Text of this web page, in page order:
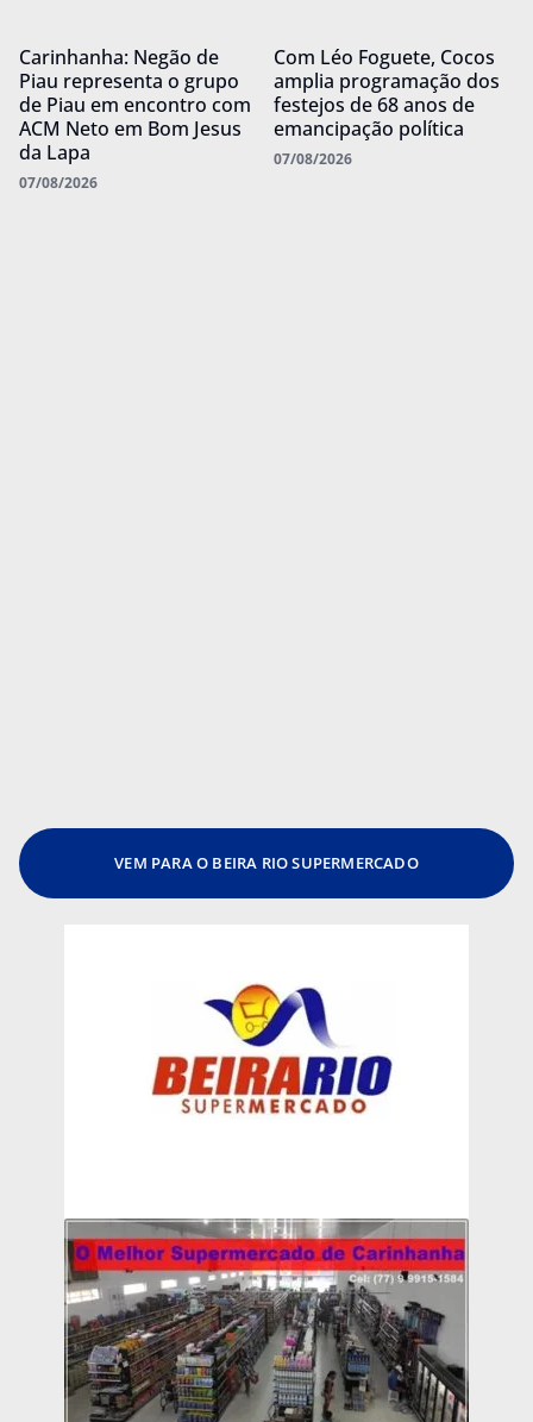
Carinhanha: Negão de
Piau representa o grupo
de Piau em encontro com
ACM Neto em Bom Jesus
da Lapa
07/08/2026
Com Léo Foguete, Cocos
amplia programação dos
festejos de 68 anos de
emancipação política
07/08/2026
VEM PARA O BEIRA RIO SUPERMERCADO